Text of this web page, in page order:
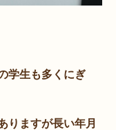
学生も多くにぎ
りますが長い年月